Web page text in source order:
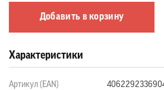
Добавить в корзину
Характеристики
Артикул (EAN)